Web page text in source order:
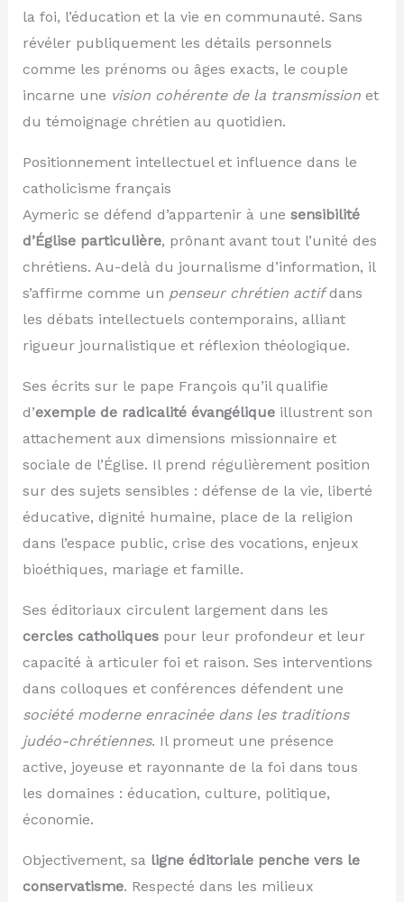
la foi, l’éducation et la vie en communauté. Sans
révéler publiquement les détails personnels
comme les prénoms ou âges exacts, le couple
incarne une vision cohérente de la transmissionet
du témoignage chrétien au quotidien.
Positionnement intellectuel et influence dans le
catholicisme français
Aymeric se défend d’appartenir à une sensibilité
d’Église particulière, prônant avant tout l’unité des
chrétiens. Au-delà du journalisme d’information, il
s’affirme comme un penseur chrétien actifdans
les débats intellectuels contemporains, alliant
rigueur journalistique et réflexion théologique.
Ses écrits sur le pape François qu’il qualifie
d’exemple de radicalité évangéliqueillustrent son
attachement aux dimensions missionnaire et
sociale de l’Église. Il prend régulièrement position
sur des sujets sensibles : défense de la vie, liberté
éducative, dignité humaine, place de la religion
dans l’espace public, crise des vocations, enjeux
bioéthiques, mariage et famille.
Ses éditoriaux circulent largement dans les
cercles catholiquespour leur profondeur et leur
capacité à articuler foi et raison. Ses interventions
dans colloques et conférences défendent une
société moderne enracinée dans les traditions
judéo-chrétiennes. Il promeut une présence
active, joyeuse et rayonnante de la foi dans tous
les domaines : éducation, culture, politique,
économie.
Objectivement, sa ligne éditoriale penche vers le
conservatisme. Respecté dans les milieux